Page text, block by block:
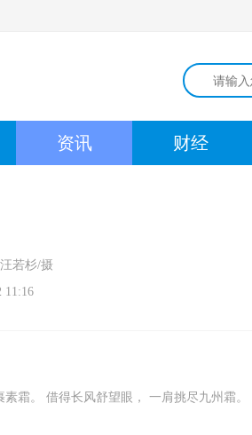
资讯 财经
若杉/摄
11:16
霜。 借得长风舒望眼， 一肩挑尽九州霜。